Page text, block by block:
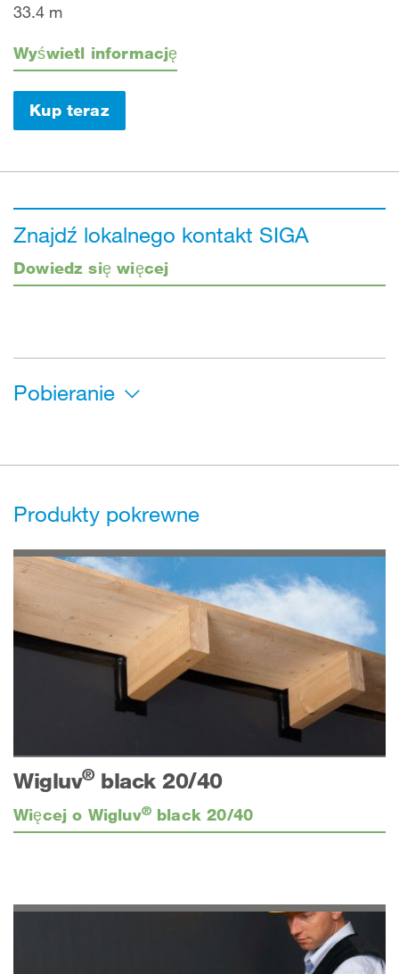
33.4 m
Wyświetl informację
Kup teraz
Znajdź lokalnego kontakt SIGA
Dowiedz się więcej
Pobieranie
Produkty pokrewne
Wigluv®black 20/40
Więcej o Wigluv®black 20/40